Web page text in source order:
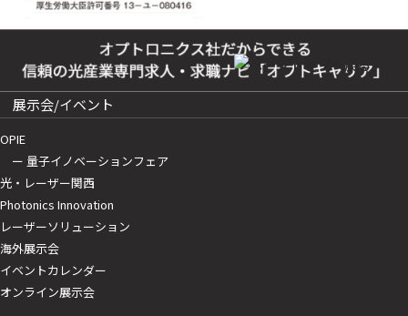
展示会/イベント
OPIE
ー 量子イノベーションフェア
光・レーザー関西
Photonics Innovation
レーザーソリューション
海外展示会
イベントカレンダー
オンライン展示会